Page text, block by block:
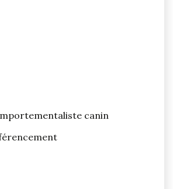
canin